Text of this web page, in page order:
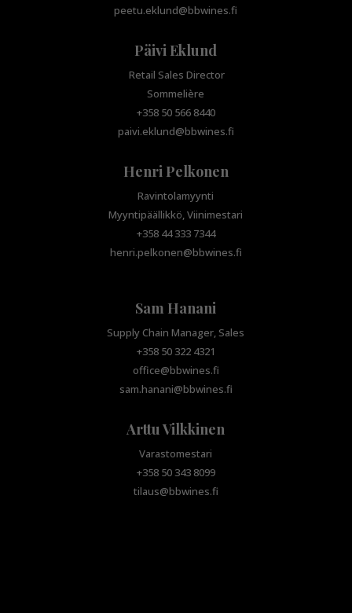
peetu.eklund@bbwines.fi
Päivi Eklund
Retail Sales Director
Sommelière
+358 50 566 8440
paivi.eklund@bbwines.fi
Henri Pelkonen
Ravintolamyynti
Myyntipäällikkö, Viinimestari
+358 44 333 7344
henri.pelkonen@bbwines.fi
Sam Hanani
Supply Chain Manager, Sales
+358 50 322 4321
office@bbwines.fi
sam.hanani@bbwines.fi
Arttu Vilkkinen
Varastomestari
+358 50 343 8099
tilaus@bbwines.fi